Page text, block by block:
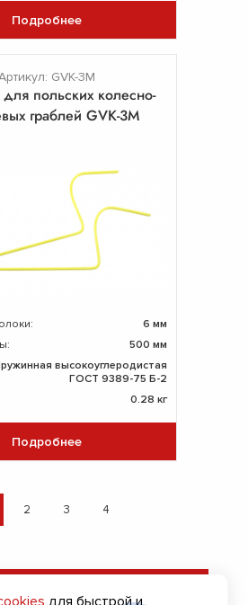
Подробнее
GVK-3M
для польских колесно-
граблей GVK-3M
6 мм
500 мм
высокоуглеродистая
ГОСТ 9389-75 Б-2
0.28 кг
Подробнее
2 3 4
на подбор пружиндля быстрой и